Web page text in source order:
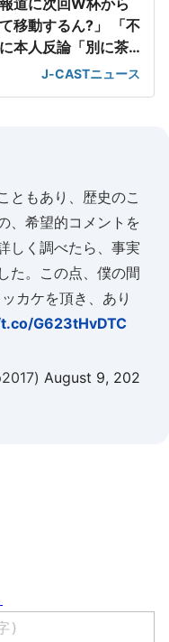
道に次回W杯から
移動するん?」 「不
本人反論「別に茶
J-CASTニュース
ともあり、歴史のこ
、希望的コメントを
しく調べたら、事実
た。この点、僕の間
カケを頂き、あり
G623tHvDTC
August 9, 202